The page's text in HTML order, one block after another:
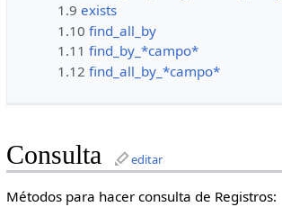
1.9 exists
1.10 find_all_by
1.11 find_by_*campo*
1.12 find_all_by_*campo*
Consulta editar
Métodos para hacer consulta de Registros: